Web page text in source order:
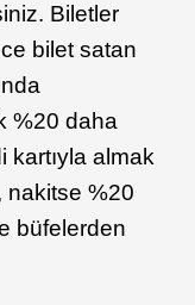
Biletler
bilet satan
%20 daha
kartıyla almak
nakitse %20
büfelerden